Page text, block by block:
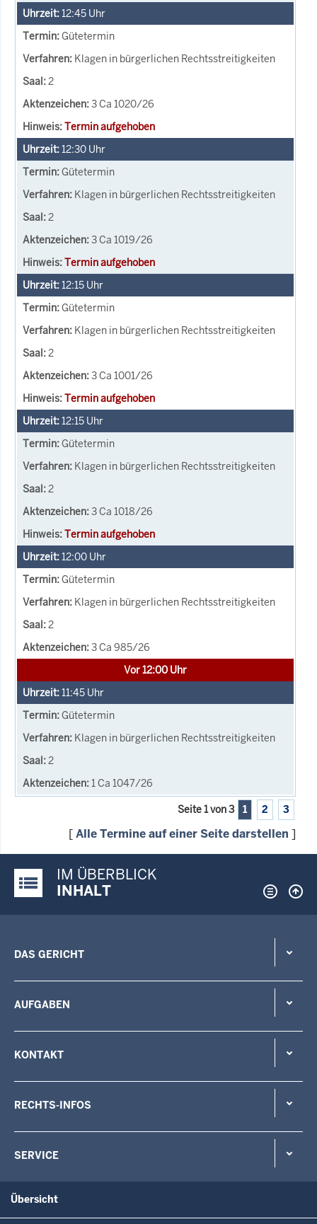
12:45 Uhr
Gütetermin
Klagen in bürgerlichen Rechtsstreitigkeiten
2
3 Ca 1020/26
Termin aufgehoben
12:30 Uhr
Gütetermin
Klagen in bürgerlichen Rechtsstreitigkeiten
2
3 Ca 1019/26
Termin aufgehoben
12:15 Uhr
Gütetermin
Klagen in bürgerlichen Rechtsstreitigkeiten
2
3 Ca 1001/26
Termin aufgehoben
12:15 Uhr
Gütetermin
Klagen in bürgerlichen Rechtsstreitigkeiten
2
3 Ca 1018/26
Termin aufgehoben
12:00 Uhr
Gütetermin
Klagen in bürgerlichen Rechtsstreitigkeiten
2
3 Ca 985/26
Vor 12:00 Uhr
11:45 Uhr
Gütetermin
Klagen in bürgerlichen Rechtsstreitigkeiten
2
1 Ca 1047/26
Seite 1 von 3 1 2 3
[Alle Termine auf einer Seite darstellen ]
Justiz-Portal im Überblick:
IM ÜBERBLICK
INHALT
DAS GERICHT
AUFGABEN
KONTAKT
RECHTS-INFOS
SERVICE
Übersicht